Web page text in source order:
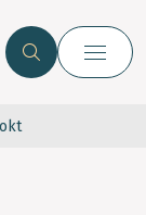
okt